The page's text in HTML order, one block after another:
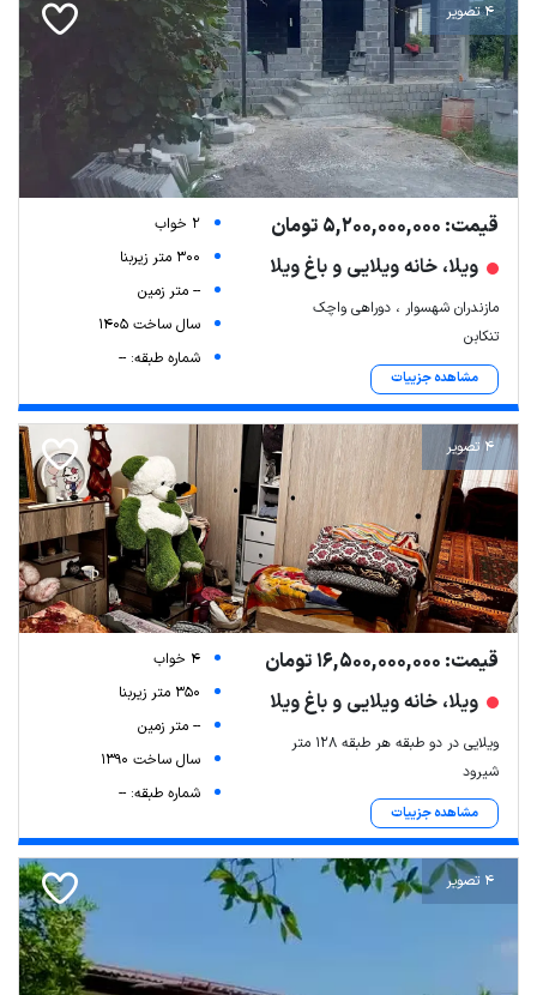
4 تصویر
قیمت: 5,200,000,000 تومان
ویلا، خانه ویلایی و باغ ویلا
مازندران شهسوار ، دوراهی واچک
تنکابن
مشاهده جزییات
2 خواب
300 متر زیربنا
-- متر زمین
سال ساخت 1405
شماره طبقه: --
4 تصویر
قیمت: 16,500,000,000 تومان
ویلا، خانه ویلایی و باغ ویلا
ویلایی در دو طبقه هر طبقه ۱۲۸ متر
شیرود
مشاهده جزییات
4 خواب
350 متر زیربنا
-- متر زمین
سال ساخت 1390
شماره طبقه: --
4 تصویر